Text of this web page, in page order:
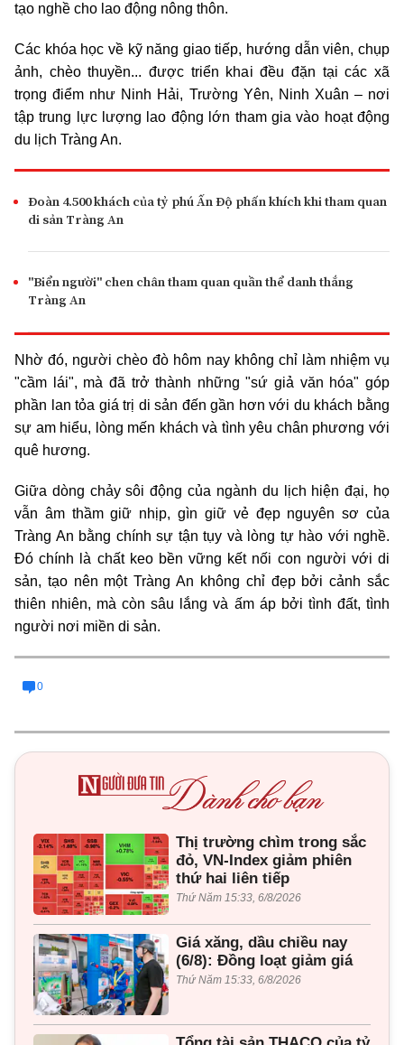
tạo nghề cho lao động nông thôn.
Các khóa học về kỹ năng giao tiếp, hướng dẫn viên, chụp
ảnh, chèo thuyền... được triển khai đều đặn tại các xã
trọng điểm như Ninh Hải, Trường Yên, Ninh Xuân – nơi
tập trung lực lượng lao động lớn tham gia vào hoạt động
du lịch Tràng An.
Đoàn 4.500 khách của tỷ phú Ấn Độ phấn khích khi tham quan
di sản Tràng An
"Biển người" chen chân tham quan quần thể danh thắng
Tràng An
Nhờ đó, người chèo đò hôm nay không chỉ làm nhiệm vụ
"cầm lái", mà đã trở thành những "sứ giả văn hóa" góp
phần lan tỏa giá trị di sản đến gần hơn với du khách bằng
sự am hiểu, lòng mến khách và tình yêu chân phương với
quê hương.
Giữa dòng chảy sôi động của ngành du lịch hiện đại, họ
vẫn âm thầm giữ nhịp, gìn giữ vẻ đẹp nguyên sơ của
Tràng An bằng chính sự tận tụy và lòng tự hào với nghề.
Đó chính là chất keo bền vững kết nối con người với di
sản, tạo nên một Tràng An không chỉ đẹp bởi cảnh sắc
thiên nhiên, mà còn sâu lắng và ấm áp bởi tình đất, tình
người nơi miền di sản.
0
Thị trường chìm trong sắc
đỏ, VN-Index giảm phiên
thứ hai liên tiếp
Thứ Năm 15:33, 6/8/2026
Giá xăng, dầu chiều nay
(6/8): Đồng loạt giảm giá
Thứ Năm 15:33, 6/8/2026